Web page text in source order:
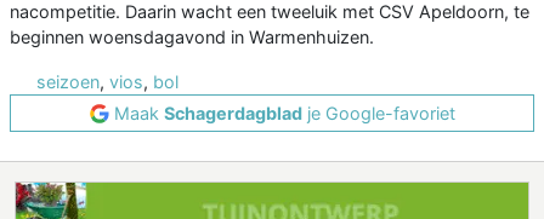
nacompetitie. Daarin wacht een tweeluik met CSV Apeldoorn, te
beginnen woensdagavond in Warmenhuizen.
seizoen, vios, bol
Maak Schagerdagbladje Google-favoriet